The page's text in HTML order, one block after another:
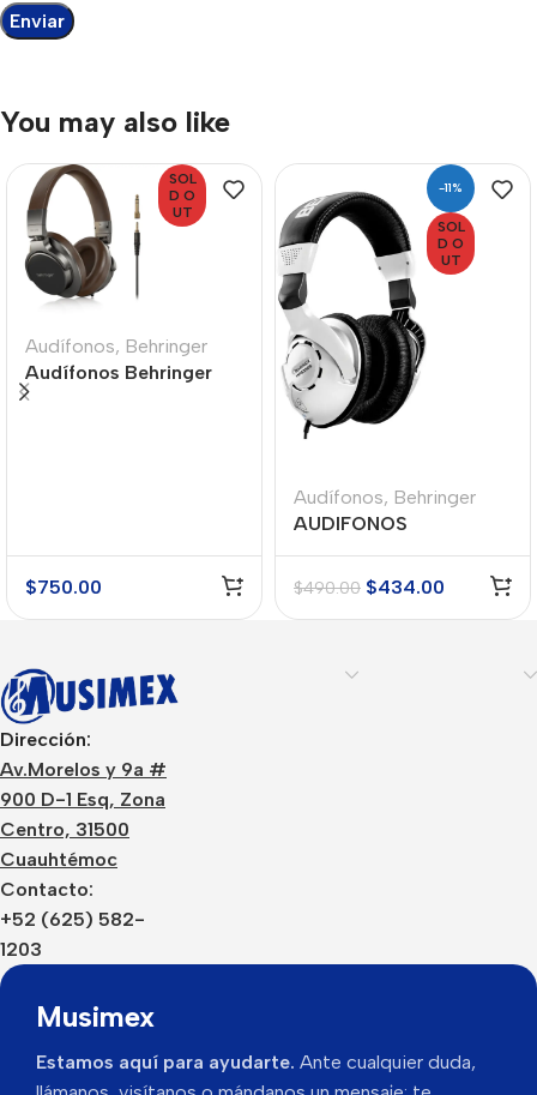
You may also like
SOL
D O
UT
Audífonos, Behringer
Audífonos Behringer
BH470 Over-Ear de
$750.00
-11%
SOL
D O
UT
Audífonos, Behringer
AUDIFONOS
BEHRINGER HPS300
$490.00 $434.00
Dirección:
Av.Morelos y 9a #
900 D-1 Esq, Zona
Centro, 31500
Cuauhtémoc
Contacto:
+52 (625) 582-
1203
Musimex
Estamos aquí para ayudarte. Ante cualquier duda,